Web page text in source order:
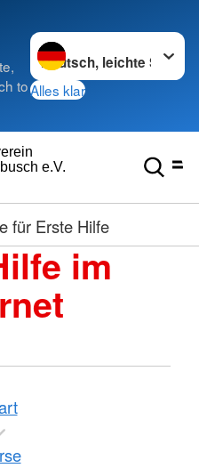
to
Sprache wechseln zu
Alles klar
e.V.
für Erste Hilfe
im